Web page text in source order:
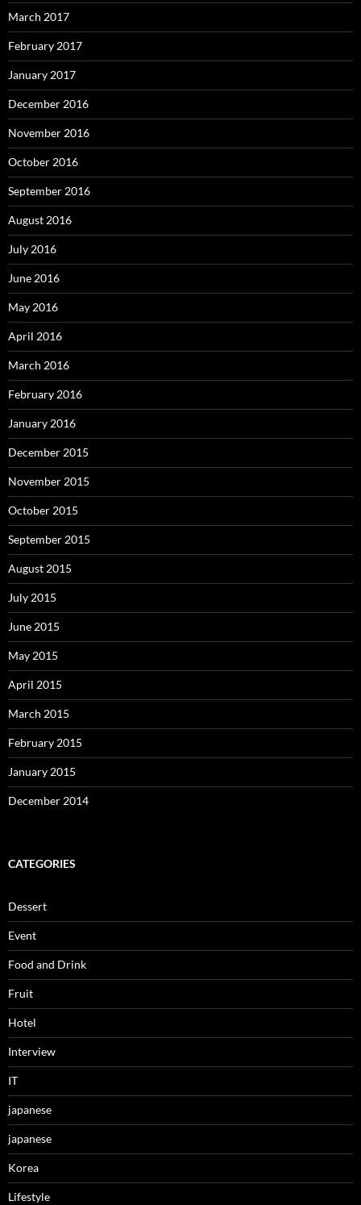
March 2017
February 2017
January 2017
December 2016
November 2016
October 2016
September 2016
August 2016
July 2016
June 2016
May 2016
April 2016
March 2016
February 2016
January 2016
December 2015
November 2015
October 2015
September 2015
August 2015
July 2015
June 2015
May 2015
April 2015
March 2015
February 2015
January 2015
December 2014
CATEGORIES
Dessert
Event
Food and Drink
Fruit
Hotel
Interview
IT
japanese
japanese
Korea
Lifestyle